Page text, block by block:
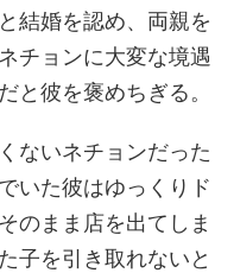
結婚を認め、両親を
チョンに大変な境遇
と彼を褒めちぎる。
ないネチョンだった
いた彼はゆっくりド
のまま店を出てしま
子を引き取れないと